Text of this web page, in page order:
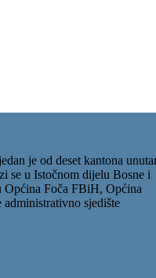
je od deset kantona
se u Istočnom dijelu Bosne i
Općina Foča FBiH, Općina
sjedište